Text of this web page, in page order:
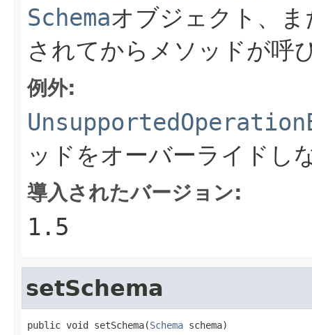
Schemaオブジェクト、ま
されてからメソッドが
例外:
ッドをオーバーライドし
導入されたバージョン:
1.5
setSchema
public void setSchema(Schema schema)